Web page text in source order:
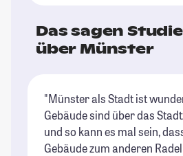
Das sagen
über Münster
"Münster als Stadt ist
Gebäude sind über das
und so kann es mal sein,
Gebäude zum anderen